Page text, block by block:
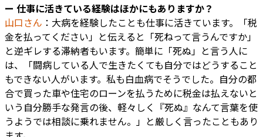
ー 仕事に活きている経験はほかにもありますか？
山口さん ：大病を経験したことも仕事に活きています。「税
金を払ってください」と伝えると「死ねって言うんですか」
と逆ギレする滞納者もいます。簡単に「死ぬ」と言う人に
は、「闘病している人で生きたくても自分ではどうすること
もできない人がいます。私も白血病でそうでした。自分の都
合で買った車や住宅のローンを払うために税金は払えないと
いう自分勝手な発言の後、軽々しく『死ぬ』なんて言葉を使
うようでは相談に乗れません。」と厳しく言ったこともあり